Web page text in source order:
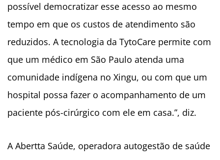
possível democratizar esse acesso ao mesmo
tempo em que os custos de atendimento são
reduzidos. A tecnologia da TytoCare permite com
que um médico em São Paulo atenda uma
comunidade indígena no Xingu, ou com que um
hospital possa fazer o acompanhamento de um
paciente pós-cirúrgico com ele em casa.”, diz.
A Abertta Saúde, operadora autogestão de saúde